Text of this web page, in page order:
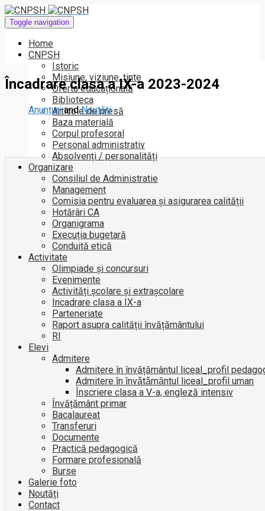
Toggle navigation
Home
CNPSH
Istoric
Misiune, viziune, ținte
Oferta educațională
Biblioteca
Articole de presă
Baza materială
Corpul profesoral
Personal administrativ
Absolvenți / personalități
Organizare
Consiliul de Administratie
Management
Comisia pentru evaluarea și asigurarea calității
Hotărâri CA
Organigrama
Execuția bugetară
Conduită etică
Activitate
Olimpiade și concursuri
Evenimente
Activități școlare și extrașcolare
Incadrare clasa a IX-a
Parteneriate
Raport asupra calității învățământului
RI
Elevi
Admitere
Admitere în învățământul liceal_profil
Admitere ȋn ȋnvǎtǎmȃntul liceal_profil uman
Înscriere clasa a V-a, engleză intensiv
Învățământ primar
Bacalaureat
Transferuri
Documente
Practică pedagogică
Formare profesională
Burse
Galerie foto
Noutăți
Contact
Încadrare clasa a IX-a 2023-2024
Anunțuriand Noutăți